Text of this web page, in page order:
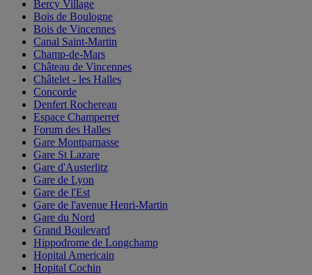
Bercy Village
Bois de Boulogne
Bois de Vincennes
Canal Saint-Martin
Champ-de-Mars
Château de Vincennes
Châtelet - les Halles
Concorde
Denfert Rochereau
Espace Champerret
Forum des Halles
Gare Montparnasse
Gare St Lazare
Gare d'Austerlitz
Gare de Lyon
Gare de l'Est
Gare de l'avenue Henri-Martin
Gare du Nord
Grand Boulevard
Hippodrome de Longchamp
Hopital Americain
Hopital Cochin